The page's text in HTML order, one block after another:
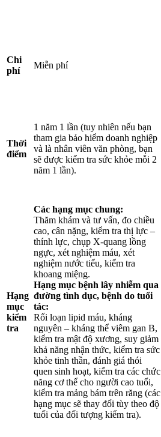
Chi
phí
Miễn phí
Thời
điểm
1 năm 1 lần (tuy nhiên nếu bạn
tham gia bảo hiểm doanh nghiệp
và là nhân viên văn phòng, bạn
sẽ được kiểm tra sức khỏe mỗi 2
năm 1 lần).
Hạng
mục
kiểm
tra
Các hạng mục chung:
Thăm khám và tư vấn, đo chiều
cao, cân nặng, kiểm tra thị lực –
thính lực, chụp X-quang lồng
ngực, xét nghiệm máu, xét
nghiệm nước tiểu, kiểm tra
khoang miệng.
Hạng mục bệnh lây nhiễm qua
đường tình dục, bệnh do tuổi
tác:
Rối loạn lipid máu, kháng
nguyên – kháng thể viêm gan B,
kiểm tra mật độ xương, suy giảm
khả năng nhận thức, kiểm tra sức
khỏe tinh thần, đánh giá thói
quen sinh hoạt, kiểm tra các chức
năng cơ thể cho người cao tuổi,
kiểm tra mảng bám trên răng (các
hạng mục sẽ thay đổi tùy theo độ
tuổi của đối tượng kiểm tra).